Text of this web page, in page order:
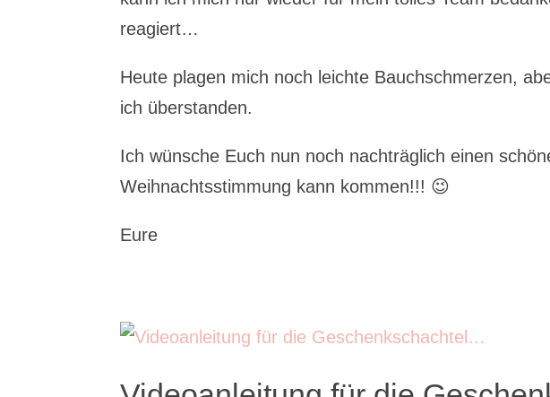
reagiert…
Heute plagen mich noch leichte Bauchschmerzen,
ich überstanden.
Ich wünsche Euch nun noch nachträglich einen
Weihnachtsstimmung kann kommen!!! 😉
Eure